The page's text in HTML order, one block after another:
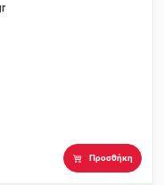
Προσθήκη